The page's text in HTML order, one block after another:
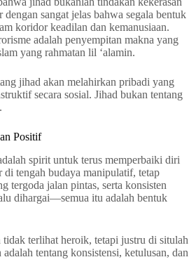
sangat jelas bahwa segala bentuk
koridor keadilan dan kemanusiaan.
adalah penyempitan makna yang
yang rahmatan lil ‘alamin.
jihad akan melahirkan pribadi yang
secara sosial. Jihad bukan tentang
Positif
spirit untuk terus memperbaiki diri
tengah budaya manipulatif, tetap
tergoda jalan pintas, serta konsisten
dihargai—semua itu adalah bentuk
terlihat heroik, tetapi justru di situlah
tentang konsistensi, ketulusan, dan